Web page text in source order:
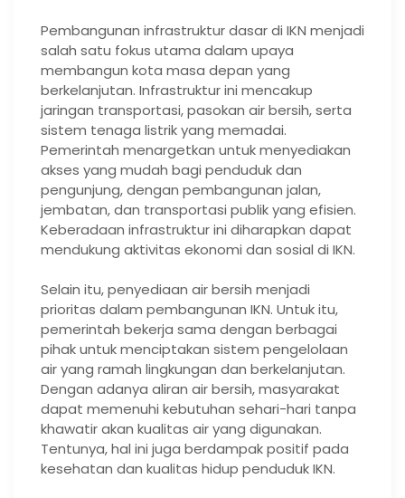
Pembangunan infrastruktur dasar di IKN menjadi
salah satu fokus utama dalam upaya
membangun kota masa depan yang
berkelanjutan. Infrastruktur ini mencakup
jaringan transportasi, pasokan air bersih, serta
sistem tenaga listrik yang memadai.
Pemerintah menargetkan untuk menyediakan
akses yang mudah bagi penduduk dan
pengunjung, dengan pembangunan jalan,
jembatan, dan transportasi publik yang efisien.
Keberadaan infrastruktur ini diharapkan dapat
mendukung aktivitas ekonomi dan sosial di IKN.
Selain itu, penyediaan air bersih menjadi
prioritas dalam pembangunan IKN. Untuk itu,
pemerintah bekerja sama dengan berbagai
pihak untuk menciptakan sistem pengelolaan
air yang ramah lingkungan dan berkelanjutan.
Dengan adanya aliran air bersih, masyarakat
dapat memenuhi kebutuhan sehari-hari tanpa
khawatir akan kualitas air yang digunakan.
Tentunya, hal ini juga berdampak positif pada
kesehatan dan kualitas hidup penduduk IKN.